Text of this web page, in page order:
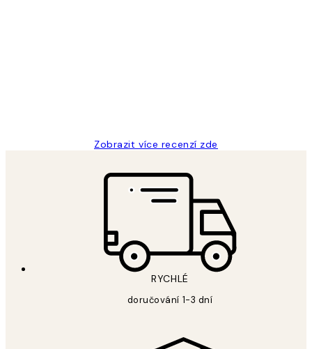
Zobrazit více recenzí zde
RYCHLÉ
doručování 1-3 dní